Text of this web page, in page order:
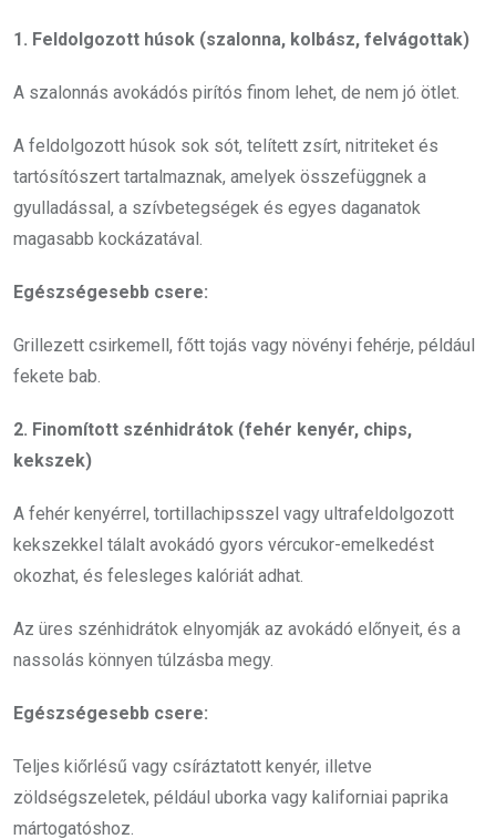
1. Feldolgozott húsok (szalonna, kolbász, felvágottak)
A szalonnás avokádós pirítós finom lehet, de nem jó ötlet.
A feldolgozott húsok sok sót, telített zsírt, nitriteket és
tartósítószert tartalmaznak, amelyek összefüggnek a
gyulladással, a szívbetegségek és egyes daganatok
magasabb kockázatával.
Egészségesebb csere:
Grillezett csirkemell, főtt tojás vagy növényi fehérje, például
fekete bab.
2. Finomított szénhidrátok (fehér kenyér, chips,
kekszek)
A fehér kenyérrel, tortillachipsszel vagy ultrafeldolgozott
kekszekkel tálalt avokádó gyors vércukor-emelkedést
okozhat, és felesleges kalóriát adhat.
Az üres szénhidrátok elnyomják az avokádó előnyeit, és a
nassolás könnyen túlzásba megy.
Egészségesebb csere:
Teljes kiőrlésű vagy csíráztatott kenyér, illetve
zöldségszeletek, például uborka vagy kaliforniai paprika
mártogatóshoz.